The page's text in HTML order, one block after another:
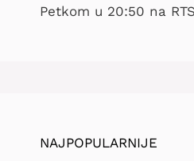
Petkom u 20:50 na
NAJPOPULARNIJE